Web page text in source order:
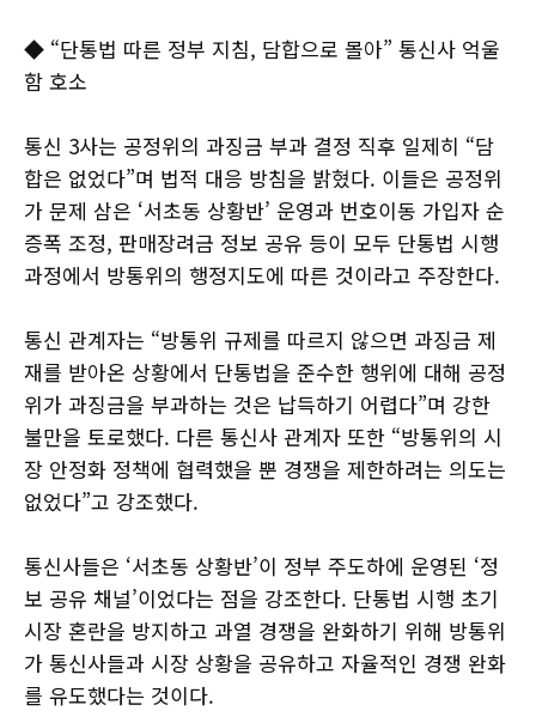
◆ “단통법 따른 정부 지침, 담합으로 몰아” 통신사 억울
함 호소
통신 3사는 공정위의 과징금 부과 결정 직후 일제히 “담
합은 없었다”며 법적 대응 방침을 밝혔다. 이들은 공정위
가 문제 삼은 ‘서초동 상황반’ 운영과 번호이동 가입자 순
증폭 조정, 판매장려금 정보 공유 등이 모두 단통법 시행
과정에서 방통위의 행정지도에 따른 것이라고 주장한다.
통신 관계자는 “방통위 규제를 따르지 않으면 과징금 제
재를 받아온 상황에서 단통법을 준수한 행위에 대해 공정
위가 과징금을 부과하는 것은 납득하기 어렵다”며 강한
불만을 토로했다. 다른 통신사 관계자 또한 “방통위의 시
장 안정화 정책에 협력했을 뿐 경쟁을 제한하려는 의도는
없었다”고 강조했다.
통신사들은 ‘서초동 상황반’이 정부 주도하에 운영된 ‘정
보 공유 채널’이었다는 점을 강조한다. 단통법 시행 초기
시장 혼란을 방지하고 과열 경쟁을 완화하기 위해 방통위
가 통신사들과 시장 상황을 공유하고 자율적인 경쟁 완화
를 유도했다는 것이다.